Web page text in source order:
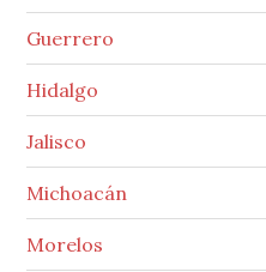
Guerrero
Hidalgo
Jalisco
Michoacán
Morelos